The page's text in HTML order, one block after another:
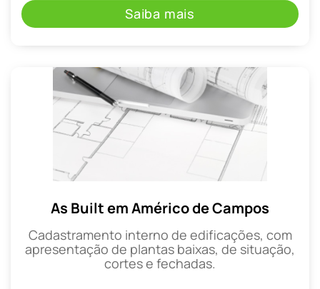
Saiba mais
As Built em Américo de Campos
Cadastramento interno de edificações, com
apresentação de plantas baixas, de situação,
cortes e fechadas.